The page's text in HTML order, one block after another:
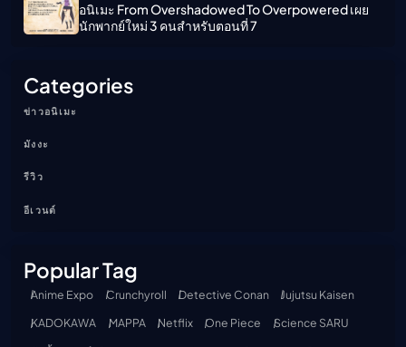
อนิเมะ From Overshadowed To Overpowered เผย
นักพากย์ใหม่ 3 คนสำหรับตอนที่ 7
Categories
ข่าวอนิเมะ
มังงะ
รีวิว
อีเวนต์
Popular Tag
Anime Expo Crunchyroll Detective Conan
Jujutsu Kaisen
KADOKAWA
MAPPA Netflix One Piece
Science SARU